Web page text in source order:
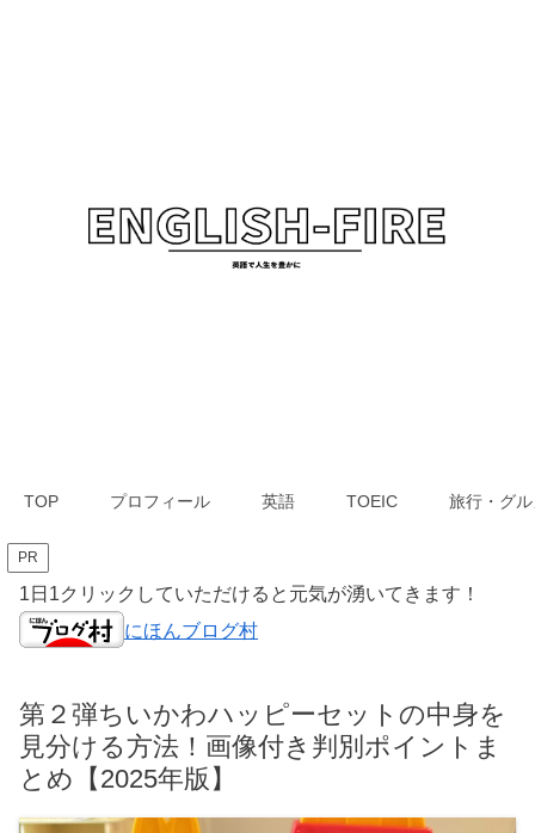
TOP プロフィール 英語 TOEIC 旅行・グ
PR
1日1クリックしていただけると元気が湧いてきます！
にほんブログ村
第２弾ちいかわハッピーセットの中身を
見分ける方法！画像付き判別ポイントま
とめ【2025年版】